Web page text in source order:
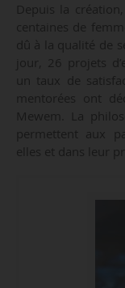
Depuis la
centaines de
dû à la qualité de
jour, 26 projets
un taux de
mentorées ont
Mewem. La
permettent aux
elles et dans leur